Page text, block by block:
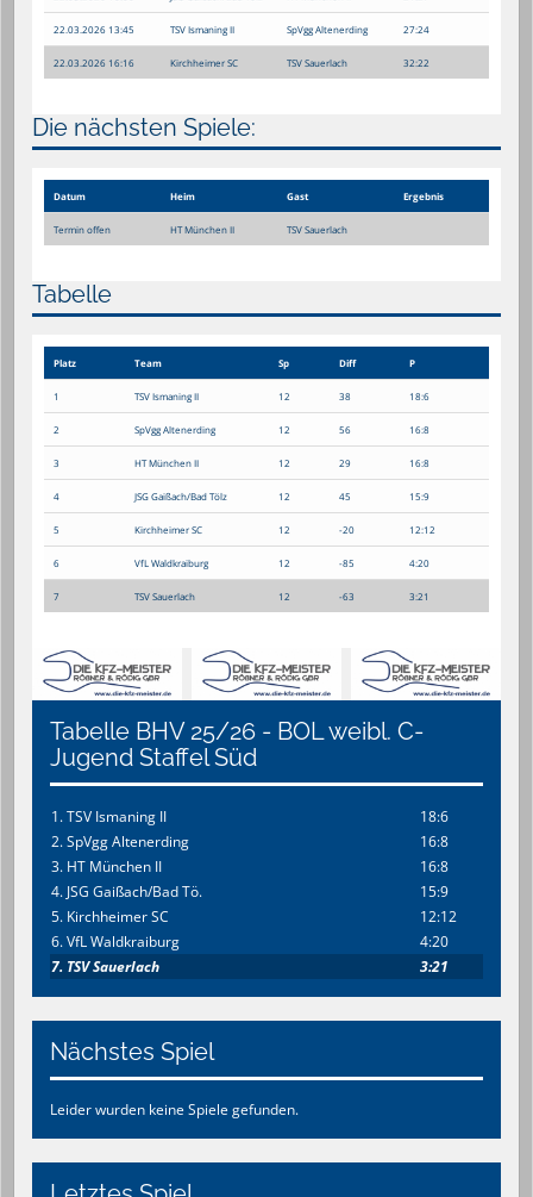
22.03.2026 13:45 TSV Ismaning II SpVgg Altenerding 27:24
22.03.2026 16:16 Kirchheimer SC TSV Sauerlach 32:22
Die nächsten Spiele:
Datum Heim Gast Ergebnis
Termin offen HT München II TSV Sauerlach
Tabelle
Platz Team Sp Diff P
1 TSV Ismaning II 12 38 18:6
2 SpVgg Altenerding 12 56 16:8
3 HT München II 12 29 16:8
4 JSG Gaißach/Bad Tölz 12 45 15:9
5 Kirchheimer SC 12 -20 12:12
6 VfL Waldkraiburg 12 -85 4:20
7 TSV Sauerlach 12 -63 3:21
Tabelle BHV 25/26 - BOL weibl. C-
Jugend Staffel Süd
1. TSV Ismaning II
18:6
2. SpVgg Altenerding
16:8
3. HT München II
16:8
4. JSG Gaißach/Bad Tö.
15:9
5. Kirchheimer SC
12:12
6. VfL Waldkraiburg
4:20
7. TSV Sauerlach
3:21
Nächstes Spiel
Leider wurden keine Spiele gefunden.